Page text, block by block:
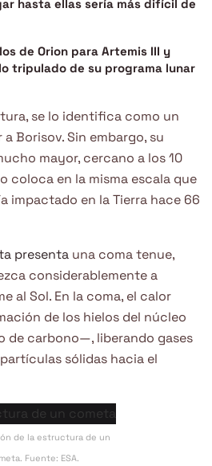
hasta ellas sería más difícil de
de Orion para Artemis III y
tripulado de su programa lunar
se lo identifica como un
Borisov. Sin embargo, su
mayor, cercano a los 10
coloca en la misma escala que
impactado en la Tierra hace 66
presenta una coma tenue,
considerablemente a
al Sol. En la coma, el calor
de los hielos del núcleo
de carbono—, liberando gases
sólidas hacia el
de la estructura de un
Fuente: ESA.